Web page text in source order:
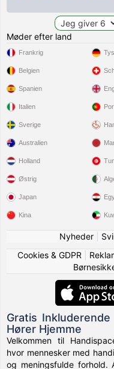
Møder efter land
Frankrig
Belgien
Spanien
Italien
Sverige
Australien
Holland
Østrig
Japan
Kina
Nyheder|
Cookies & GDPR
Gratis
Hører Hjemme
Velkommen til
hvor mennesker med
og meningsfulde